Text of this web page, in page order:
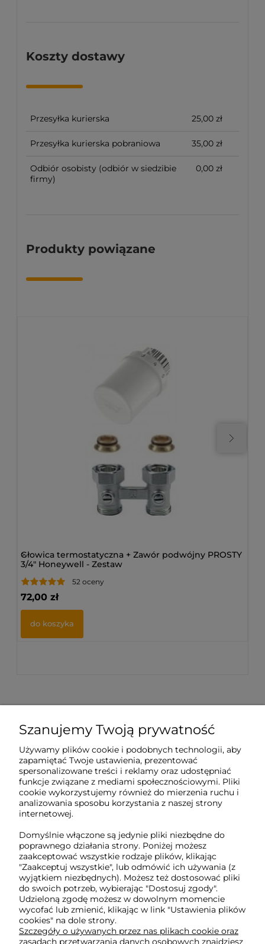
Koszty dostawy
Przesyłka kurierska 25,00 zł
Przesyłka kurierska pobraniowa 35,00 zł
Odbiór osobisty (odbiór w siedzibie
firmy)
0,00 zł
Produkty powiązane
>
Głowica termostatyczna + Zawór podwójny PROSTY
3/4" Honeywell - Zestaw
52 oceny
72,00 zł
do koszyka
Sklep internetowy Tukado.pl
pn-pt: 08:00-16:00
791 063 018
biuro@tukado.pl
O nas
Obsługa klienta
Pomoc
Szanujemy Twoją prywatność
Używamy plików cookie i podobnych technologii, aby
zapamiętać Twoje ustawienia, prezentować
spersonalizowane treści i reklamy oraz udostępniać
funkcje związane z mediami społecznościowymi. Pliki
cookie wykorzystujemy również do mierzenia ruchu i
analizowania sposobu korzystania z naszej strony
internetowej.
Domyślnie włączone są jedynie pliki niezbędne do
poprawnego działania strony. Poniżej możesz
zaakceptować wszystkie rodzaje plików, klikając
"Zaakceptuj wszystkie", lub odmówić ich używania (z
wyjątkiem niezbędnych). Możesz też dostosować pliki
do swoich potrzeb, wybierając "Dostosuj zgody".
Udzieloną zgodę możesz w dowolnym momencie
wycofać lub zmienić, klikając w link "Ustawienia plików
cookies" na dole strony.
Szczegóły o używanych przez nas plikach cookie oraz
zasadach przetwarzania danych osobowych znajdziesz